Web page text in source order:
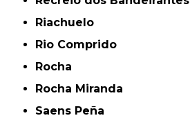
Riachuelo
Rio Comprido
Rocha
Rocha Miranda
Saens Peña